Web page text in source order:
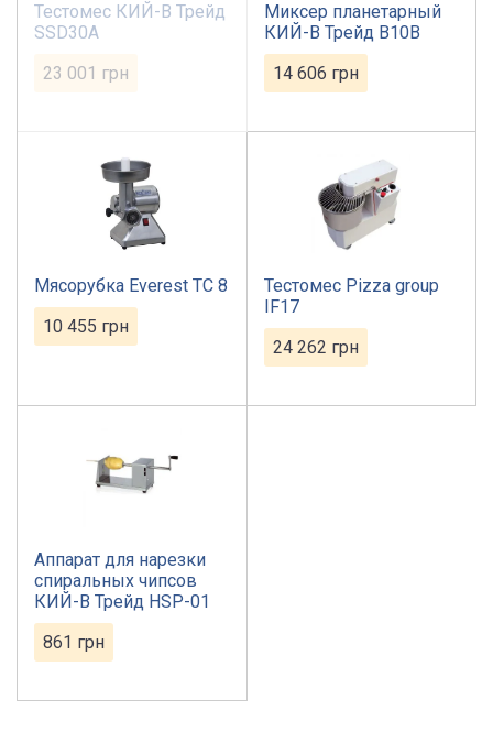
Тестомес КИЙ-В Трейд
SSD30A
23 001 грн
Миксер планетарный
КИЙ-В Трейд B10B
14 606 грн
Мясорубка Everest TС 8
10 455 грн
Тестомес Pizza group
IF17
24 262 грн
Аппарат для нарезки
спиральных чипсов
КИЙ-В Трейд HSP-01
861 грн